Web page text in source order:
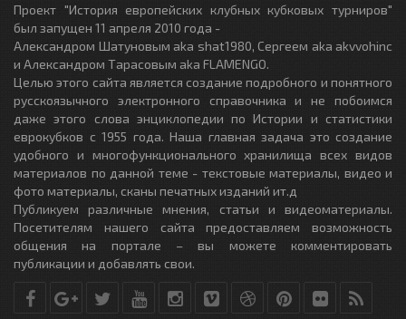
Проект "История европейских клубных кубковых турниров"
был запущен 11 апреля 2010 года -
Александром Шатуновым aka shat1980, Сергеем aka akvvohinc
и Александром Тарасовым aka FLAMENGO.
Целью этого сайта является создание подробного и понятного
русскоязычного электронного справочника и не побоимся
даже этого слова энциклопедии по Истории и статистики
еврокубков с 1955 года. Наша главная задача это создание
удобного и многофункционального хранилища всех видов
материалов по данной теме - текстовые материалы, видео и
фото материалы, сканы печатных изданий ит.д
Публикуем различные мнения, статьи и видеоматериалы.
Посетителям нашего сайта предоставляем возможность
общения на портале – вы можете комментировать
публикации и добавлять свои.